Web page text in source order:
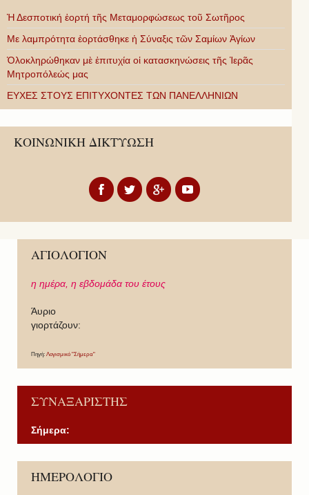
Ἡ Δεσποτική ἑορτή τῆς Μεταμορφώσεως τοῦ Σωτῆρος
Με λαμπρότητα ἑορτάσθηκε ἡ Σύναξις τῶν Σαμίων Ἁγίων
Ὁλοκληρώθηκαν μὲ ἐπιτυχία οἱ κατασκηνώσεις τῆς Ἱερᾶς
Μητροπόλεώς μας
ΕΥΧΕΣ ΣΤΟΥΣ ΕΠΙΤΥΧΟΝΤΕΣ ΤΩΝ ΠΑΝΕΛΛΗΝΙΩΝ
ΚΟΙΝΩΝΙΚΗ ΔΙΚΤΥΩΣΗ
ΑΓΙΟΛΟΓΙΟΝ
η ημέρα, η εβδομάδα του έτους
Άυριο
γιορτάζουν:
Πηγή: Λογισμικό "Σήμερα"
ΣΥΝΑΞΑΡΙΣΤΗΣ
Σήμερα:
ΗΜΕΡΟΛΟΓΙΟ
P
r
P
r
N
e
N
e